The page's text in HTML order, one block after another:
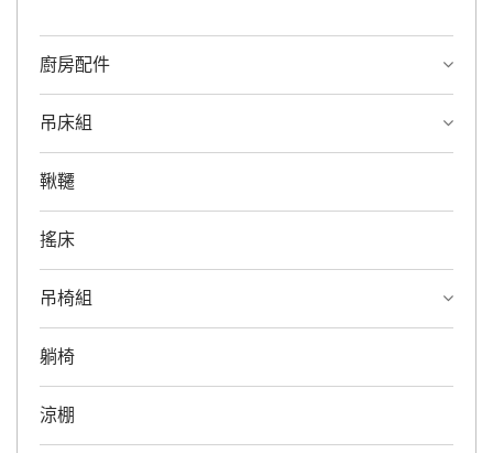
廚房配件
吊床組
鞦韆
搖床
吊椅組
躺椅
涼棚